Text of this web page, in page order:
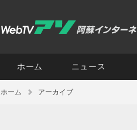
ホーム ニュース
ホーム アーカイブ